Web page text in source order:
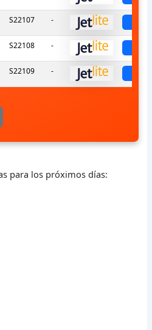
S22107 -
S22108 -
S22109 -
para los próximos días: